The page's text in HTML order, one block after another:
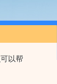
以帮